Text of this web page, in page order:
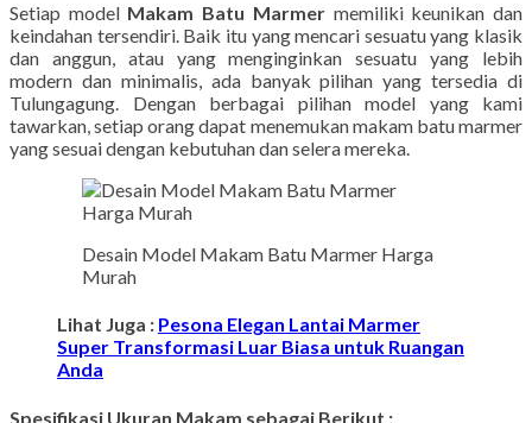
Setiap model Makam Batu Marmermemiliki keunikan dan
keindahan tersendiri. Baik itu yang mencari sesuatu yang klasik
dan anggun, atau yang menginginkan sesuatu yang lebih
modern dan minimalis, ada banyak pilihan yang tersedia di
Tulungagung. Dengan berbagai pilihan model yang kami
tawarkan, setiap orang dapat menemukan makam batu marmer
yang sesuai dengan kebutuhan dan selera mereka.
Desain Model Makam Batu Marmer Harga
Murah
Lihat Juga : Pesona Elegan Lantai Marmer
Super Transformasi Luar Biasa untuk Ruangan
Anda
Spesifikasi Ukuran Makam sebagai Berikut :